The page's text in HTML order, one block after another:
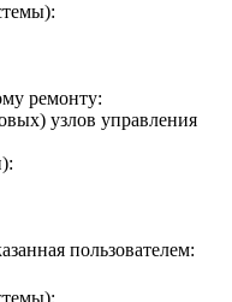
ремонту:
узлов управления
пользователем: